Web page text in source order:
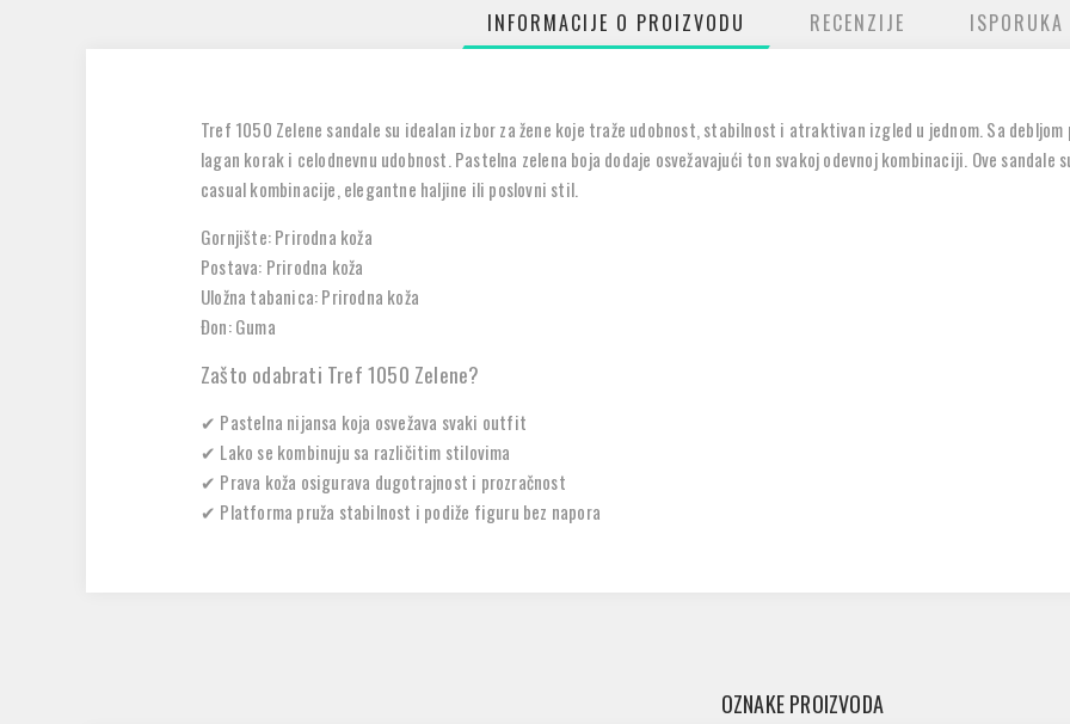
INFORMACIJE O PROIZVODU RECENZIJE ISPORUKA
Tref 1050 Zelene sandale su idealan izbor za žene koje traže udobnost, stabilnost i atraktivan izgled u jednom. Sa
lagan korak i celodnevnu udobnost. Pastelna zelena boja dodaje osvežavajući ton svakoj odevnoj kombinaciji. Ove sandale
casual kombinacije, elegantne haljine ili poslovni stil.
Gornjište: Prirodna koža
Postava: Prirodna koža
Uložna tabanica: Prirodna koža
Đon: Guma
Zašto odabrati Tref 1050 Zelene?
✔ Pastelna nijansa koja osvežava svaki outfit
✔ Lako se kombinuju sa različitim stilovima
✔ Prava koža osigurava dugotrajnost i prozračnost
✔ Platforma pruža stabilnost i podiže figuru bez napora
OZNAKE PROIZVODA